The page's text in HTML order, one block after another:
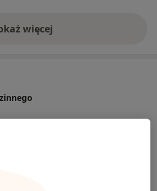
więcej
o doświadczeniu